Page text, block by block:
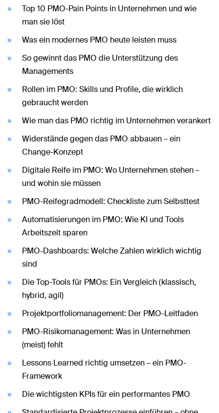
Top 10 PMO-Pain Points in Unternehmen und wie
man sie löst
Was ein modernes PMO heute leisten muss
So gewinnt das PMO die Unterstützung des
Managements
Rollen im PMO: Skills und Profile, die wirklich
gebraucht werden
Wie man das PMO richtig im Unternehmen verankert
Widerstände gegen das PMO abbauen – ein
Change-Konzept
Digitale Reife im PMO: Wo Unternehmen stehen –
und wohin sie müssen
PMO-Reifegradmodell: Checkliste zum Selbsttest
Automatisierungen im PMO: Wie KI und Tools
Arbeitszeit sparen
PMO-Dashboards: Welche Zahlen wirklich wichtig
sind
Die Top-Tools für PMOs: Ein Vergleich (klassisch,
hybrid, agil)
Projektportfoliomanagement: Der PMO-Leitfaden
PMO-Risikomanagement: Was in Unternehmen
(meist) fehlt
Lessons Learned richtig umsetzen – ein PMO-
Framework
Die wichtigsten KPIs für ein performantes PMO